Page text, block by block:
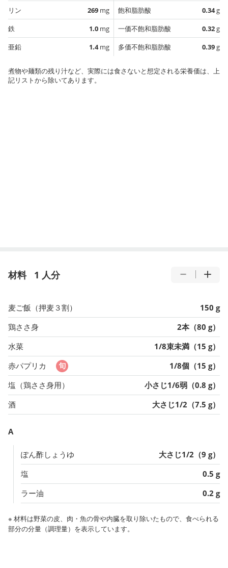
リン
269 mg
鉄
1.0 mg
亜鉛
1.4mg
飽和脂肪酸
0.34g
一価不飽和脂肪酸
0.32g
多価不飽和脂肪酸
0.39g
煮物や麺類の残り汁など、実際には食さないと想定される栄養価は、上
記リストから除いてあります。
材料 1 人分
麦ご飯（押麦３割）
150 g
鶏ささ身
2本（80 g）
水菜
1/8束未満（15 g）
赤パプリカ
1/8個（15 g）
塩（鶏ささ身用）
小さじ1/6弱（0.8 g）
酒
大さじ1/2（7.5 g）
A
ぽん酢しょうゆ
大さじ1/2（9 g）
塩
0.5 g
ラー油
0.2 g
※ 材料は野菜の皮、肉・魚の骨や内臓を取り除いたもので、食べられる
部分の分量（調理量）を表示しています。